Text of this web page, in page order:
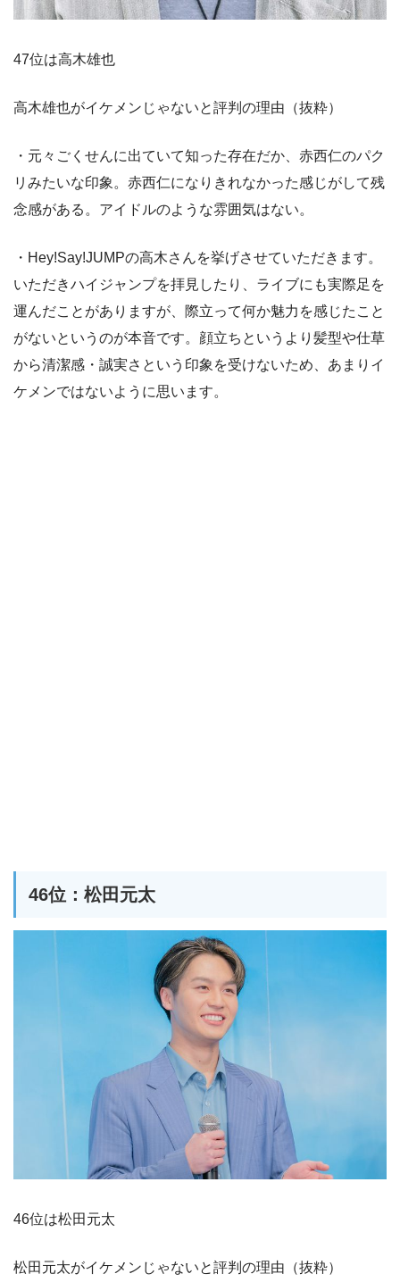
47位は高木雄也
高木雄也がイケメンじゃないと評判の理由（抜粋）
・元々ごくせんに出ていて知った存在だか、赤西仁のパク
リみたいな印象。赤西仁になりきれなかった感じがして残
念感がある。アイドルのような雰囲気はない。
・Hey!Say!JUMPの高木さんを挙げさせていただきます。
いただきハイジャンプを拝見したり、ライブにも実際足を
運んだことがありますが、際立って何か魅力を感じたこと
がないというのが本音です。顔立ちというより髪型や仕草
から清潔感・誠実さという印象を受けないため、あまりイ
ケメンではないように思います。
46位：松田元太
46位は松田元太
松田元太がイケメンじゃないと評判の理由（抜粋）